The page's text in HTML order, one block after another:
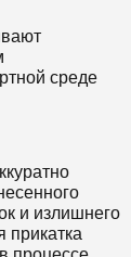
среде
и излишнего
прикатка